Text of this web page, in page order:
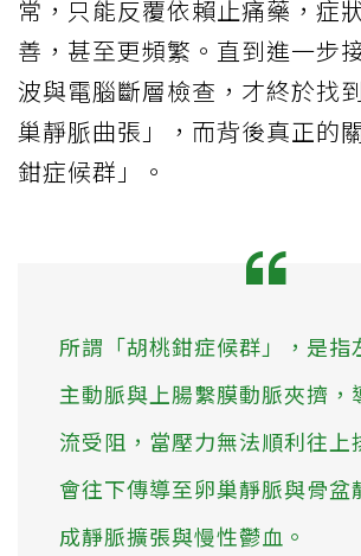
常，只能反覆依賴止痛藥，症
善，甚至更頻繁。直到進一步
波與電腦斷層檢查，才終於找
巢靜脈曲張」，而背後真正的
鉗症候群」。
所謂「胡桃鉗症候群」，是指
主動脈與上腸繫膜動脈夾擠，
流受阻，當壓力無法順利往上
會往下傳導至卵巢靜脈與骨盆
成靜脈擴張與慢性鬱血。